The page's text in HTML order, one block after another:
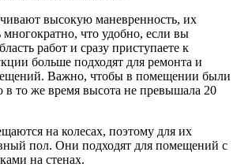
высокую маневренность, их
что удобно, если вы
работ и сразу приступаете к
больше подходят для ремонта и
Важно, чтобы в помещении были
в то же время высота не превышала 20
на колесах, поэтому для их
пол. Они подходят для помещений с
на стенах.